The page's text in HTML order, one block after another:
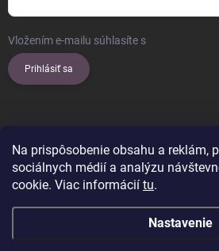
Na prispôsobenie obsahu a reklám,
sociálnych médií a analýzu
cookie. Viac informácií tu.
Nastavenie
Vložením e-mailu súhlasíte s
Prihlásiť sa
Copyright 2026 ERROW . Všetky práva
cookies